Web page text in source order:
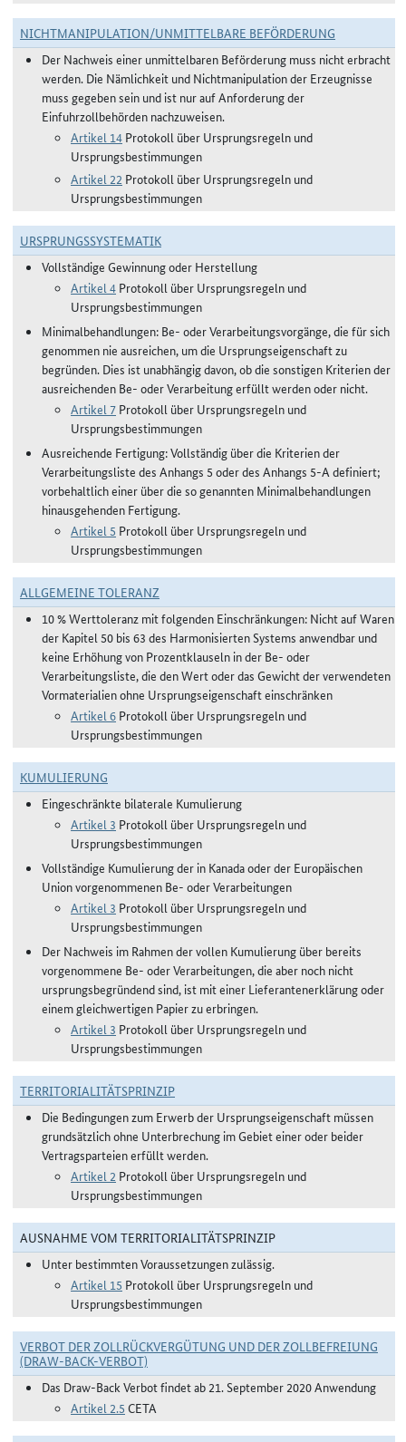
NICHTMANIPULATION/UNMITTELBARE BEFÖRDERUNG
Der Nachweis einer unmittelbaren Beförderung muss nicht erbracht
werden. Die Nämlichkeit und Nichtmanipulation der Erzeugnisse
muss gegeben sein und ist nur auf Anforderung der
Einfuhrzollbehörden nachzuweisen.
Artikel 14 Protokoll über Ursprungsregeln und
Ursprungsbestimmungen
Artikel 22 Protokoll über Ursprungsregeln und
Ursprungsbestimmungen
URSPRUNGSSYSTEMATIK
Vollständige Gewinnung oder Herstellung
Artikel 4 Protokoll über Ursprungsregeln und
Ursprungsbestimmungen
Minimalbehandlungen: Be- oder Verarbeitungsvorgänge, die für sich
genommen nie ausreichen, um die Ursprungseigenschaft zu
begründen. Dies ist unabhängig davon, ob die sonstigen Kriterien der
ausreichenden Be- oder Verarbeitung erfüllt werden oder nicht.
Artikel 7 Protokoll über Ursprungsregeln und
Ursprungsbestimmungen
Ausreichende Fertigung: Vollständig über die Kriterien der
Verarbeitungsliste des Anhangs 5 oder des Anhangs 5-A definiert;
vorbehaltlich einer über die so genannten Minimalbehandlungen
hinausgehenden Fertigung.
Artikel 5 Protokoll über Ursprungsregeln und
Ursprungsbestimmungen
ALLGEMEINE TOLERANZ
10 % Werttoleranz mit folgenden Einschränkungen: Nicht auf Waren
der Kapitel 50 bis 63 des Harmonisierten Systems anwendbar und
keine Erhöhung von Prozentklauseln in der Be- oder
Verarbeitungsliste, die den Wert oder das Gewicht der verwendeten
Vormaterialien ohne Ursprungseigenschaft einschränken
Artikel 6 Protokoll über Ursprungsregeln und
Ursprungsbestimmungen
KUMULIERUNG
Eingeschränkte bilaterale Kumulierung
Artikel 3 Protokoll über Ursprungsregeln und
Ursprungsbestimmungen
Vollständige Kumulierung der in Kanada oder der Europäischen
Union vorgenommenen Be- oder Verarbeitungen
Artikel 3 Protokoll über Ursprungsregeln und
Ursprungsbestimmungen
Der Nachweis im Rahmen der vollen Kumulierung über bereits
vorgenommene Be- oder Verarbeitungen, die aber noch nicht
ursprungsbegründend sind, ist mit einer Lieferantenerklärung oder
einem gleichwertigen Papier zu erbringen.
Artikel 3 Protokoll über Ursprungsregeln und
Ursprungsbestimmungen
TERRITORIALITÄTSPRINZIP
Die Bedingungen zum Erwerb der Ursprungseigenschaft müssen
grundsätzlich ohne Unterbrechung im Gebiet einer oder beider
Vertragsparteien erfüllt werden.
Artikel 2 Protokoll über Ursprungsregeln und
Ursprungsbestimmungen
AUSNAHME VOM TERRITORIALITÄTSPRINZIP
Unter bestimmten Voraussetzungen zulässig.
Artikel 15 Protokoll über Ursprungsregeln und
Ursprungsbestimmungen
VERBOT DER ZOLLRÜCKVERGÜTUNG UND DER ZOLLBEFREIUNG
(DRAW-BACK-VERBOT)
Das Draw-Back Verbot findet ab 21. September 2020 Anwendung
Artikel 2.5 CETA